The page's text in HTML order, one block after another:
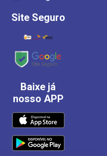
Site Seguro
Baixe já
nosso APP